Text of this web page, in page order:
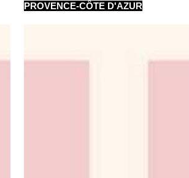
PROVENCE-CÔTE D'AZUR